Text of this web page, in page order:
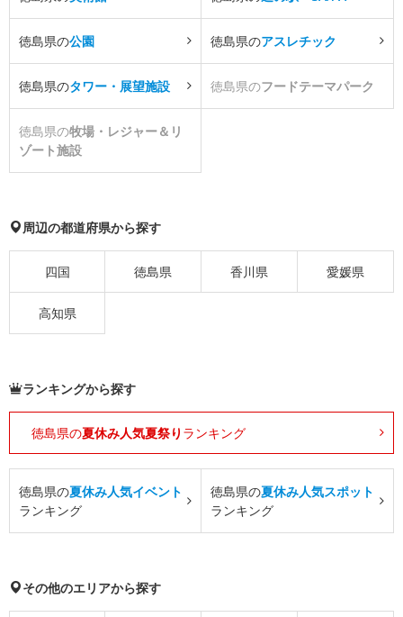
徳島県の公園 徳島県のアスレチック
徳島県のタワー・展望施設 徳島県のフードテーマパーク
徳島県の牧場・レジャー＆リ
ゾート施設
周辺の都道府県から探す
四国 徳島県 香川県 愛媛県
高知県
ランキングから探す
徳島県の夏休み人気夏祭り ランキング
徳島県の夏休み人気イベント
ランキング
徳島県の夏休み人気スポット
ランキング
その他のエリアから探す